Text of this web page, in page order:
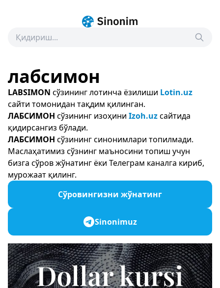
лабсимон
LABSIMON сўзининг лотинча ёзилиши Lotin.uz
сайти томонидан тақдим қилинган.
ЛАБСИМОН сўзининг изоҳини Izoh.uzсайтида
қидирсангиз бўлади.
ЛАБСИМОН сўзининг синонимлари топилмади.
Маслаҳатимиз сўзнинг маъносини топиш учун
бизга сўров жўнатинг ёки Телеграм каналга кириб,
мурожаат қилинг.
Сўровингизни жўнатинг
Sinonimuz